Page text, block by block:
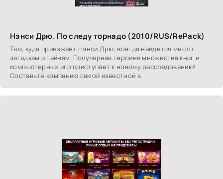
Нэнси Дрю. По следу торнадо (2010/RUS/RePack)
Там, куда приезжает Нэнси Дрю, всегда найдется место
загадкам и тайнам. Популярная героиня множества книг и
компьютерных игр приступает к новому расследованию!
Составьте компанию самой известной в